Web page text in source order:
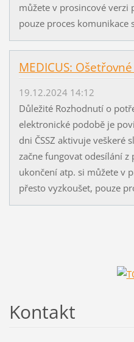
můžete v prosincové verzi
pouze proces komunikace
MEDICUS:
19.12.2024 14:12
Důležité Rozhodnutí o
elektronické podobě je
dni ČSSZ aktivuje veškeré
začne fungovat odesílání z
ukončení atp. si můžete v
přesto vyzkoušet, pouze
Kontakt